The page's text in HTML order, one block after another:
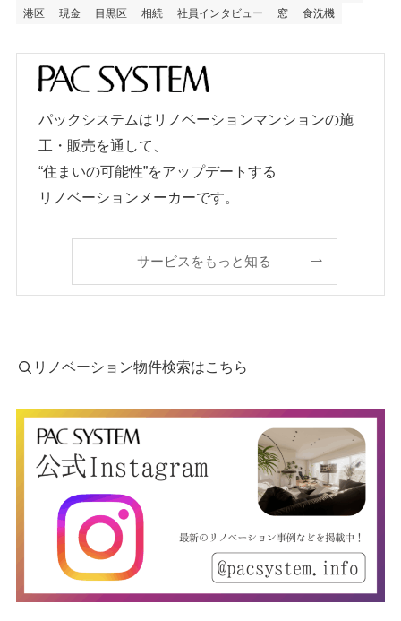
港区
現金 目黒区 相続 社員インタビュー 窓 食洗機
パックシステムはリノベーションマンションの施
工・販売を通して、
“住まいの可能性”をアップデートする
リノベーションメーカーです。
サービスをもっと知る
リノベーション物件検索はこちら